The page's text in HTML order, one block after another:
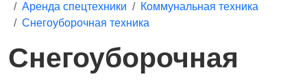
Аренда спецтехники
Коммунальная техника
Снегоуборочная техника
Снегоуборочная